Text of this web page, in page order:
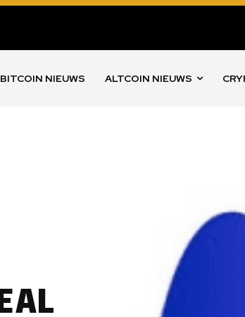
BITCOIN NIEUWS ALTCOIN NIEUWS